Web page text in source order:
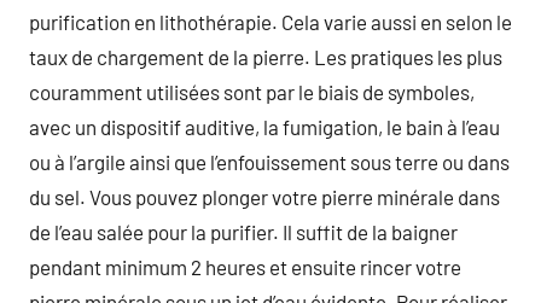
purification en lithothérapie. Cela varie aussi en selon le
taux de chargement de la pierre. Les pratiques les plus
couramment utilisées sont par le biais de symboles,
avec un dispositif auditive, la fumigation, le bain à l’eau
ou à l’argile ainsi que l’enfouissement sous terre ou dans
du sel. Vous pouvez plonger votre pierre minérale dans
de l’eau salée pour la purifier. Il suffit de la baigner
pendant minimum 2 heures et ensuite rincer votre